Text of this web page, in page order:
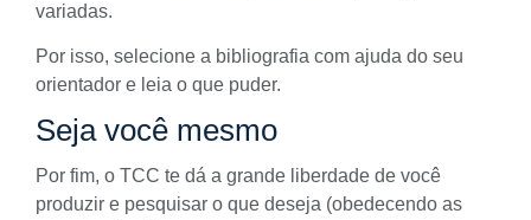
variadas.
Por isso, selecione a bibliografia com ajuda do seu
orientador e leia o que puder.
Seja você mesmo
Por fim, o TCC te dá a grande liberdade de você
produzir e pesquisar o que deseja (obedecendo as